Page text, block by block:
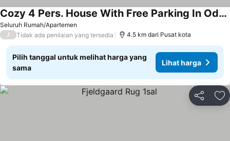
Seluruh Rumah/Apartemen
Cozy 4 Pers. House With Free Parking In Odense - Fully Equipped
Lihat harga
/ Tidak ada penilaian yang tersedia 4.5 km dari Pusat kota
Pilih tanggal untuk melihat harga yang
sama
Lihat harga
Bagikan